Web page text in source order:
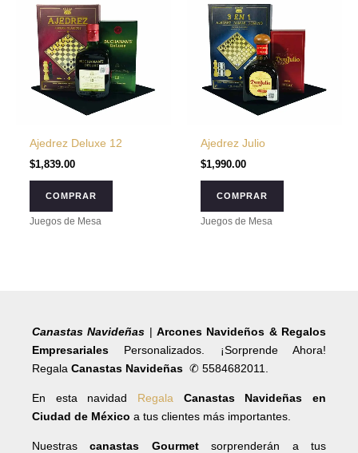
Ajedrez Deluxe 12
$1,839.00
COMPRAR
Juegos de Mesa
Ajedrez Julio
$1,990.00
COMPRAR
Juegos de Mesa
Canastas Navideñas |Arcones Navideños & Regalos
Empresariales Personalizados. ¡Sorprende Ahora!
Regala Canastas Navideñas ✆ 5584682011.
En esta navidad Regala Canastas Navideñas en
Ciudad de México a tus clientes más importantes.
Nuestrascanastas Gourmetsorprenderán a tus